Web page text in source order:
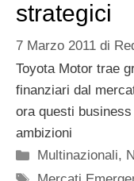
strategici
7 Marzo 2011 di
Toyota Motor trae
finanziari dal
ora questi
ambizioni
Categorie
Multinazionali,
Tag